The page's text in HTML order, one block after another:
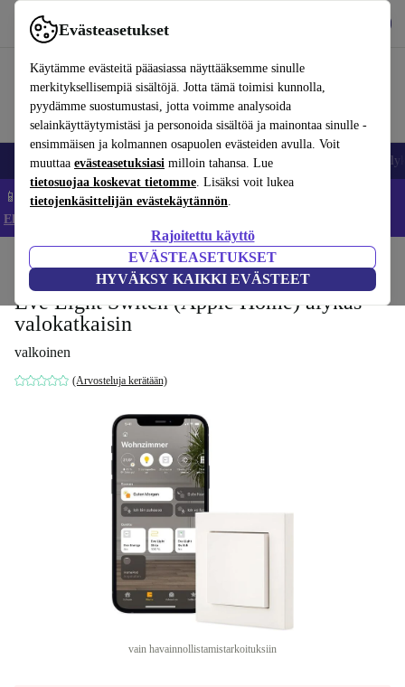
Evästeasetukset
Käytämme evästeitä pääasiassa näyttääksemme sinulle
merkityksellisempiä sisältöjä. Jotta tämä toimisi kunnolla,
pyydämme suostumustasi, jotta voimme analysoida
selainkäyttäytymistäsi ja personoida sisältöä ja mainontaa sinulle -
ensimmäisen ja kolmannen osapuolen evästeiden avulla. Voit
muuttaa evästeasetuksiasi milloin tahansa. Lue
tietosuojaa koskevat tietomme. Lisäksi voit lukea
tietojenkäsittelijän evästekäytännön.
Rajoitettu käyttö
EVÄSTEASETUKSET
HYVÄKSY KAIKKI EVÄSTEET
Käytä refurbed-palvelua nopeasti ja helposti
Matkapuhelimet ja älypuhelimet Kannettavat tietokoneet
📱 Säästä 5 % LISÄÄ iPhoneista – Koodi: IPHONEDEAL –
Ehdot ja säännöt
Sähkötyökalut
Eve Light Switch (Apple Home) älykäs
valokatkaisin
valkoinen
(Arvosteluja kerätään)
vain havainnollistamistarkoituksiin